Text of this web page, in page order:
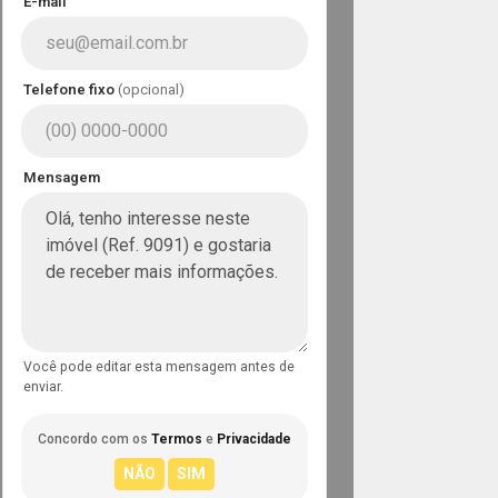
Telefone fixo (opcional)
Mensagem
Você pode editar esta mensagem antes de
enviar.
Concordo com os Termos e Privacidade